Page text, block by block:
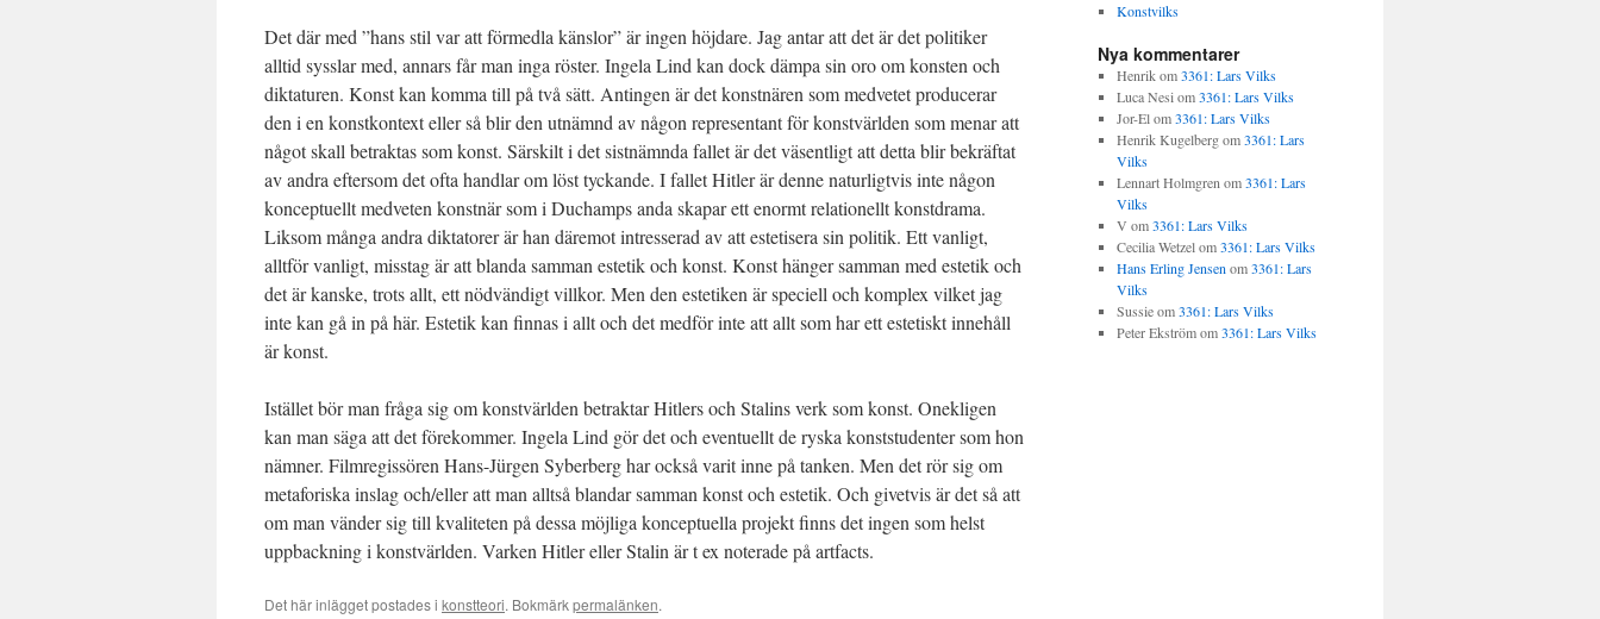
Det där med ”hans stil var att förmedla känslor” är ingen höjdare. Jag antar att det är det politiker
alltid sysslar med, annars får man inga röster. Ingela Lind kan dock dämpa sin oro om konsten och
diktaturen. Konst kan komma till på två sätt. Antingen är det konstnären som medvetet producerar
den i en konstkontext eller så blir den utnämnd av någon representant för konstvärlden som menar att
något skall betraktas som konst. Särskilt i det sistnämnda fallet är det väsentligt att detta blir bekräftat
av andra eftersom det ofta handlar om löst tyckande. I fallet Hitler är denne naturligtvis inte någon
konceptuellt medveten konstnär som i Duchamps anda skapar ett enormt relationellt konstdrama.
Liksom många andra diktatorer är han däremot intresserad av att estetisera sin politik. Ett vanligt,
alltför vanligt, misstag är att blanda samman estetik och konst. Konst hänger samman med estetik och
det är kanske, trots allt, ett nödvändigt villkor. Men den estetiken är speciell och komplex vilket jag
inte kan gå in på här. Estetik kan finnas i allt och det medför inte att allt som har ett estetiskt innehåll
är konst.
Istället bör man fråga sig om konstvärlden betraktar Hitlers och Stalins verk som konst. Onekligen
kan man säga att det förekommer. Ingela Lind gör det och eventuellt de ryska konststudenter som hon
nämner. Filmregissören Hans-Jürgen Syberberg har också varit inne på tanken. Men det rör sig om
metaforiska inslag och/eller att man alltså blandar samman konst och estetik. Och givetvis är det så att
om man vänder sig till kvaliteten på dessa möjliga konceptuella projekt finns det ingen som helst
uppbackning i konstvärlden. Varken Hitler eller Stalin är t ex noterade på artfacts.
Det här inlägget postades i konstteori. Bokmärkpermalänken.
Konstvilks
Nya kommentarer
Henrikom3361: Lars Vilks
Luca Nesi om3361: Lars Vilks
Jor-Elom3361: Lars Vilks
Henrik Kugelbergom3361: Lars
Vilks
Lennart Holmgren om3361: Lars
Vilks
V om3361: Lars Vilks
Cecilia Wetzelom3361: Lars Vilks
Hans Erling Jensen om3361: Lars
Vilks
Sussieom3361: Lars Vilks
Peter Ekströmom3361: Lars Vilks